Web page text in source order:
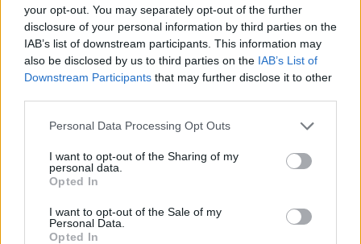
your opt-out. You may separately opt-out of the further
disclosure of your personal information by third parties on the
IAB’s list of downstream participants. This information may
also be disclosed by us to third parties on the IAB’s List of
Downstream Participants that may further disclose it to other
Please note that this website/app uses one or more Google
not limited to your visit or usage behaviour. You may click to
grant or deny consent to Google and its third-party tags to
use your data for below specified purposes in below Google
consent section.
Personal Data Processing Opt Outs
I want to opt-out of the Sharing of my
personal data.
Opted In
I want to opt-out of the Sale of my
Personal Data.
Opted In
Ενώ στα παχύσαρκα κορίτσια η χώρα μας
βρίσκεται στην τέταρτη θέση και στις τρεις πρώτες
βρίσκονται η Κύπρος, η Ισπανία και η Μάλτα.
σημαντικό ρόλο οι διατροφικές συνήθειες. Τόσο τα
παιδιά όσο και οι ενήλικες που τρώνε πρωινό,
καταναλώνουν φρούτα και λαχανικά κάθε μέρα και
αποφεύγουν τα επεξεργασμένα τρόφιμα, τη ζάχαρη
και τα αναψυκτικά, καθώς επίσης κάνουν σωματική